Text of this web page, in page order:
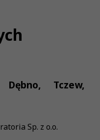
Dębno, Tczew,
Sp. z o.o.